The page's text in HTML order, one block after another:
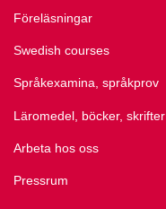
Föreläsningar
Swedish courses
Språkexamina, språkprov
Läromedel, böcker, skrifter
Arbeta hos oss
Pressrum